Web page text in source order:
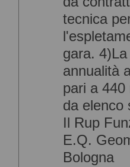
tecnica
gara.
annualità
pari a
da elenco
Il Rup
E.Q.
Bologna